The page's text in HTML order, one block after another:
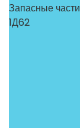
Запасные
1Д62